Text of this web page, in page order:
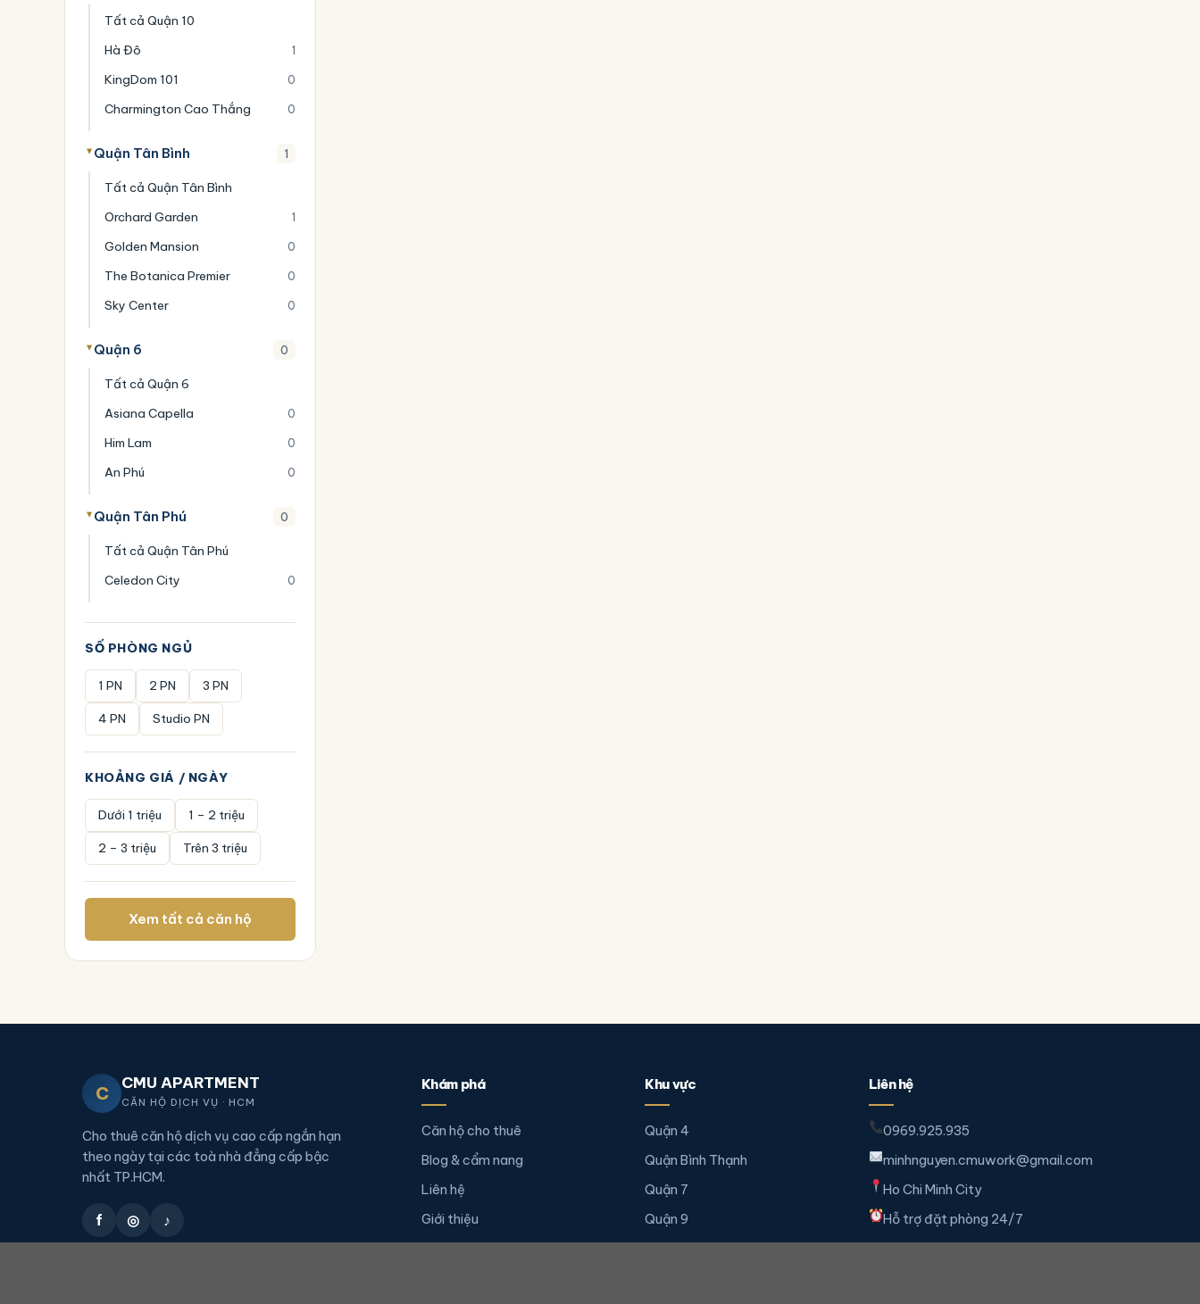
Tất cả Quận 10
Hà Đô
1
KingDom 101 0
Charmington Cao Thắng 0
Quận Tân Bình 1
Tất cả Quận Tân Bình
Orchard Garden
1
Golden Mansion 0
The Botanica Premier 0
Sky Center 0
Quận 6 0
Tất cả Quận 6
Asiana Capella
0
Him Lam 0
An Phú 0
Quận Tân Phú 0
Tất cả Quận Tân Phú
Celedon City
0
SỐ PHÒNG NGỦ
1 PN 2 PN 3 PN
4 PN Studio PN
KHOẢNG GIÁ / NGÀY
Dưới 1 triệu 1 – 2 triệu
2 – 3 triệu Trên 3 triệu
Xem tất cả căn hộ
C CMU APARTMENT
CĂN HỘ DỊCH VỤ · HCM
Cho thuê căn hộ dịch vụ cao cấp ngắn hạn
theo ngày tại các toà nhà đẳng cấp bậc
nhất TP.HCM.
f ◎ ♪
Khám phá
Căn hộ cho thuê
Blog & cẩm nang
Liên hệ
Giới thiệu
Khu vực
Quận 4
Quận Bình Thạnh
Quận 7
Quận 9
Quận 2
Liên hệ
0969.925.935
minhnguyen.cmuwork@gmail.com
Ho Chi Minh City
Hỗ trợ đặt phòng 24/7